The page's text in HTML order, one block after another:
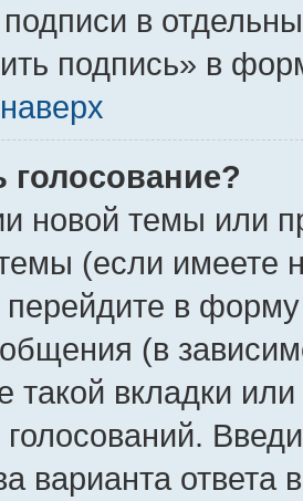
в
подпись» в
голосование?
новой темы или
(если имеете
перейдите в
(в
такой вкладки
голосований.
варианта ответа